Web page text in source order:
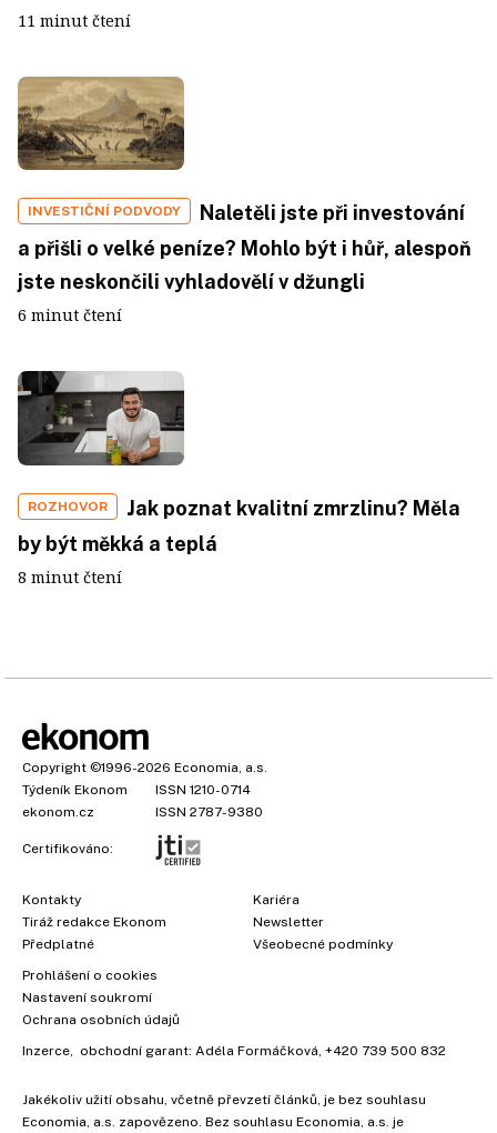
11 minut čtení
INVESTIČNÍ PODVODY
Naletěli jste při investování
a přišli o velké peníze? Mohlo být i hůř, alespoň
jste neskončili vyhladovělí v džungli
6 minut čtení
ROZHOVOR
Jak poznat kvalitní zmrzlinu? Měla
by být měkká a teplá
8 minut čtení
Copyright ©1996-2026 Economia, a.s.
Týdeník Ekonom
ISSN 1210-0714
ekonom.cz
ISSN 2787-9380
Certifikováno:
Kontakty
Tiráž redakce Ekonom
Předplatné
Kariéra
Newsletter
Všeobecné podmínky
Prohlášení o cookies
Nastavení soukromí
Ochrana osobních údajů
Inzerce , obchodní garant: Adéla Formáčková +420 739 500 832
Jakékoliv užití obsahu, včetně převzetí článků, je bez souhlasu
Economia, a.s. zapovězeno. Bez souhlasu Economia, a.s. je